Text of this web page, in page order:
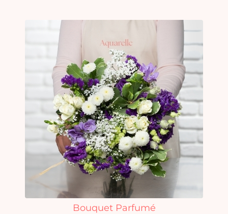
Bouquet Parfumé